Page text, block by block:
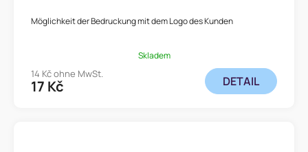
Möglichkeit der Bedruckung mit dem Logo des Kunden
Skladem
14 Kč ohne MwSt.
17 Kč DETAIL